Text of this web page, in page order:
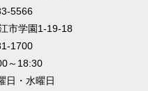
5566
市学園1-19-18
1700
～18:30
日・水曜日